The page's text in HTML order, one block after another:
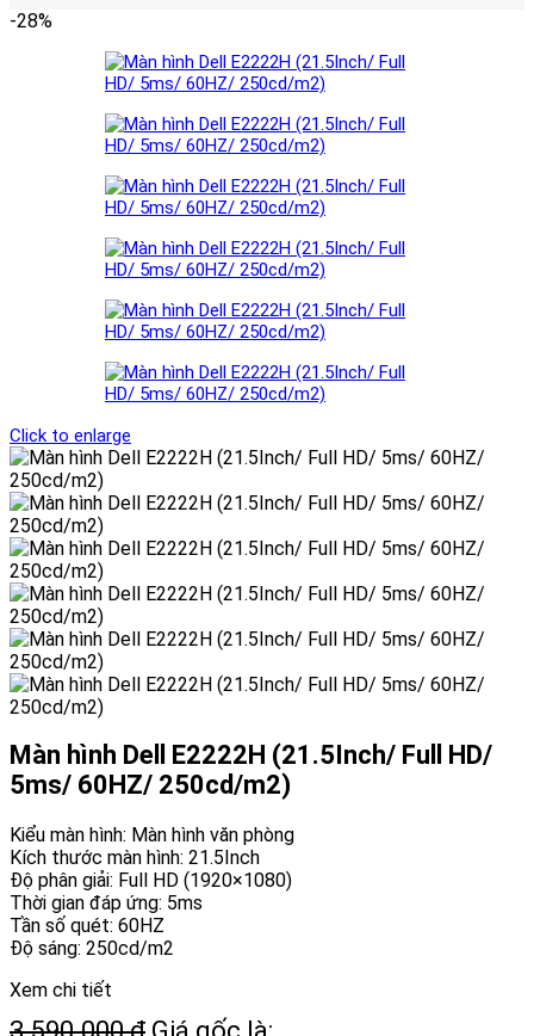
-28%
Click to enlarge
Màn hình Dell E2222H (21.5Inch/ Full HD/
5ms/ 60HZ/ 250cd/m2)
Kiểu màn hình: Màn hình văn phòng
Kích thước màn hình: 21.5Inch
Độ phân giải: Full HD (1920×1080)
Thời gian đáp ứng: 5ms
Tần số quét: 60HZ
Độ sáng: 250cd/m2
Xem chi tiết